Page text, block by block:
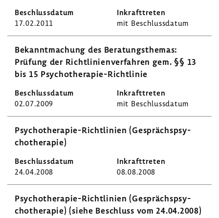
17.02.2011 mit Beschluss­datum
Bekannt­ma­chung des Bera­tungs­themas:
Prüfung der Richt­li­ni­en­ver­fahren gem. §§ 13
bis 15 Psychotherapie-​Richtlinie
02.07.2009 mit Beschluss­datum
Psychotherapie-​Richtlinien (Gesprächs­psy­
cho­the­rapie)
24.04.2008 08.08.2008
Psychotherapie-​Richtlinien (Gesprächs­psy­
cho­the­rapie) (siehe Beschluss vom 24.04.2008)